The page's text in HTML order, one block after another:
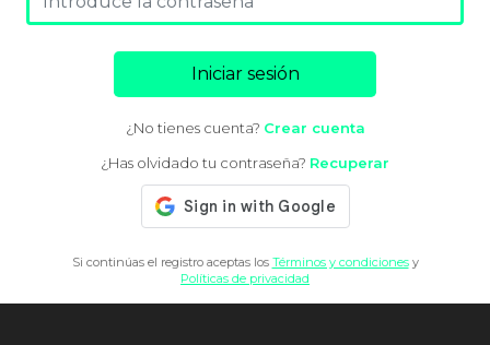
Iniciar sesión
¿No tienes cuenta? Crear cuenta
¿Has olvidado tu contraseña? Recuperar
Si continúas el registro aceptas los Términos y condicionesy
Políticas de privacidad